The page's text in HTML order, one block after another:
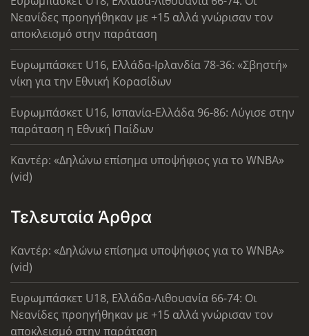
Νεανίδες προηγήθηκαν με +15 αλλά γνώρισαν τον
αποκλεισμό στην παράταση
Ευρωμπάσκετ U16, Ελλάδα-Ιρλανδία 78-36: «Σβηστή»
νίκη για την Εθνική Κορασίδων
Ευρωμπάσκετ U16, Ισπανία-Ελλάδα 96-86: Λύγισε στην
παράταση η Εθνική Παίδων
Καντέρ: «Δηλώνω επίσημα υποψήφιος για το WNBA»
(vid)
Τελευταία Άρθρα
Καντέρ: «Δηλώνω επίσημα υποψήφιος για το WNBA»
(vid)
Ευρωμπάσκετ U18, Ελλάδα-Λιθουανία 66-74: Οι
Νεανίδες προηγήθηκαν με +15 αλλά γνώρισαν τον
αποκλεισμό στην παράταση